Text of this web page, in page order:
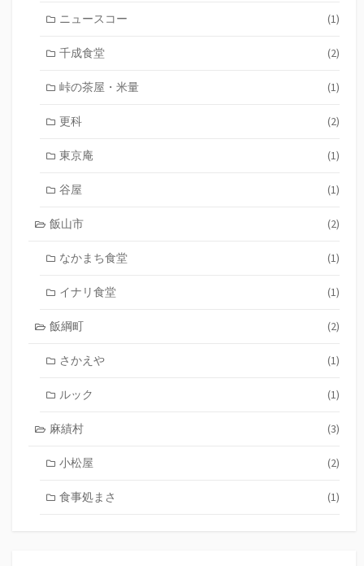
ニュースコー (1)
千成食堂 (2)
峠の茶屋・米量 (1)
更科 (2)
東京庵 (1)
谷屋 (1)
飯山市 (2)
なかまち食堂 (1)
イナリ食堂 (1)
飯綱町 (2)
さかえや (1)
ルック (1)
麻績村 (3)
小松屋 (2)
食事処まさ (1)